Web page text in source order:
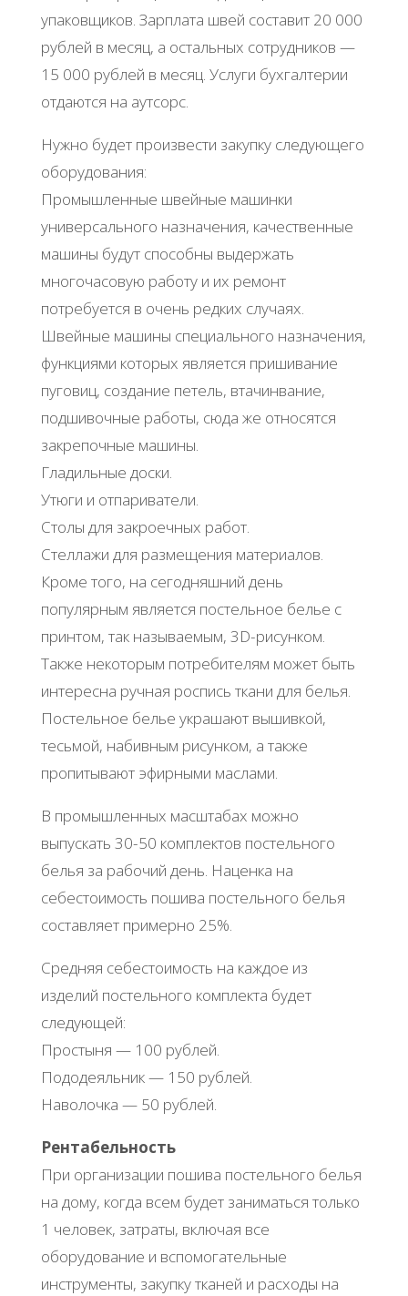
упаковщиков. Зарплата швей составит 20 000
рублей в месяц, а остальных сотрудников —
15 000 рублей в месяц. Услуги бухгалтерии
отдаются на аутсорс.
Нужно будет произвести закупку следующего
оборудования:
Промышленные швейные машинки
универсального назначения, качественные
машины будут способны выдержать
многочасовую работу и их ремонт
потребуется в очень редких случаях.
Швейные машины специального назначения,
функциями которых является пришивание
пуговиц, создание петель, втачинвание,
подшивочные работы, сюда же относятся
закрепочные машины.
Гладильные доски.
Утюги и отпариватели.
Столы для закроечных работ.
Стеллажи для размещения материалов.
Кроме того, на сегодняшний день
популярным является постельное белье с
принтом, так называемым, 3D-рисунком.
Также некоторым потребителям может быть
интересна ручная роспись ткани для белья.
Постельное белье украшают вышивкой,
тесьмой, набивным рисунком, а также
пропитывают эфирными маслами.
В промышленных масштабах можно
выпускать 30-50 комплектов постельного
белья за рабочий день. Наценка на
себестоимость пошива постельного белья
составляет примерно 25%.
Средняя себестоимость на каждое из
изделий постельного комплекта будет
следующей:
Простыня — 100 рублей.
Пододеяльник — 150 рублей.
Наволочка — 50 рублей.
Рентабельность
При организации пошива постельного белья
на дому, когда всем будет заниматься только
1 человек, затраты, включая все
оборудование и вспомогательные
инструменты, закупку тканей и расходы на